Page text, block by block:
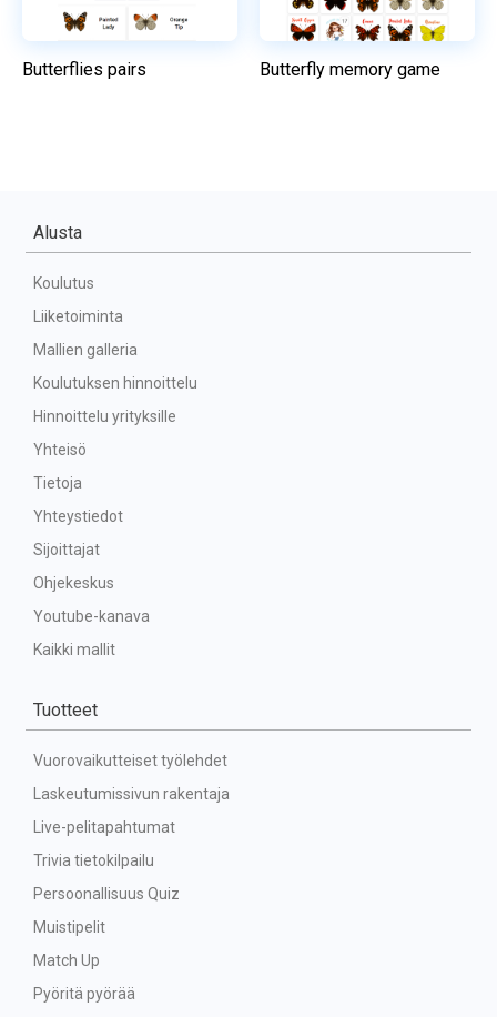
Butterflies pairs Butterfly memory game
Alusta
Koulutus
Liiketoiminta
Mallien galleria
Koulutuksen hinnoittelu
Hinnoittelu yrityksille
Yhteisö
Tietoja
Yhteystiedot
Sijoittajat
Ohjekeskus
Youtube-kanava
Kaikki mallit
Tuotteet
Vuorovaikutteiset työlehdet
Laskeutumissivun rakentaja
Live-pelitapahtumat
Trivia tietokilpailu
Persoonallisuus Quiz
Muistipelit
Match Up
Pyöritä pyörää